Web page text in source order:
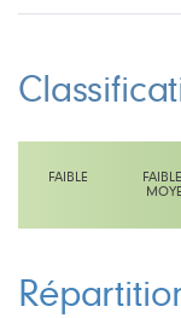
FAIBLE